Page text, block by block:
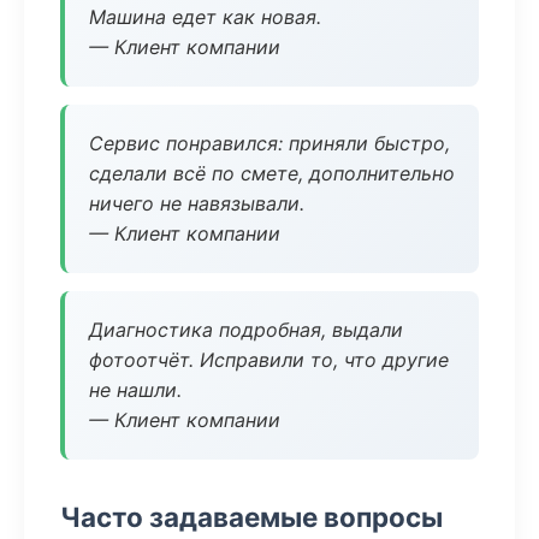
Машина едет как новая.
— Клиент компании
Сервис понравился: приняли быстро,
сделали всё по смете, дополнительно
ничего не навязывали.
— Клиент компании
Диагностика подробная, выдали
фотоотчёт. Исправили то, что другие
не нашли.
— Клиент компании
Часто задаваемые вопросы